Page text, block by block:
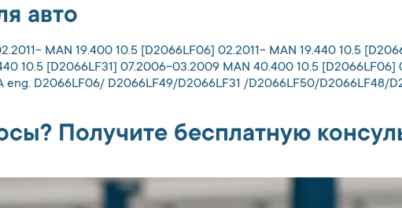
авто
MAN 19.400 10.5 [D2066LF06] 02.2011- MAN 19.440 10.5
10.5 [D2066LF31] 07.2006-03.2009 MAN 40.400 10.5
eng. D2066LF06/ D2066LF49/D2066LF31 /D2066LF50/D2066LF48/
Получите бесплатную